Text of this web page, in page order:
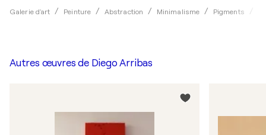
Galerie d'art Peinture Abstraction Minimalisme Pigments
Autres œuvres de Diego Arribas